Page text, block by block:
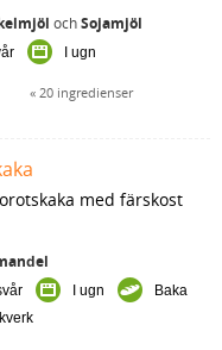
ochSojamjöl
I ugn
20 ingredienser
med färskost
I ugn
Baka